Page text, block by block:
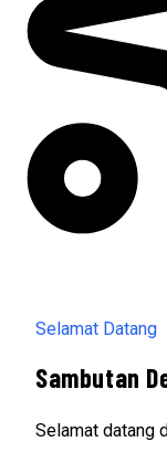
Selamat Datang
Sambutan
Selamat datang